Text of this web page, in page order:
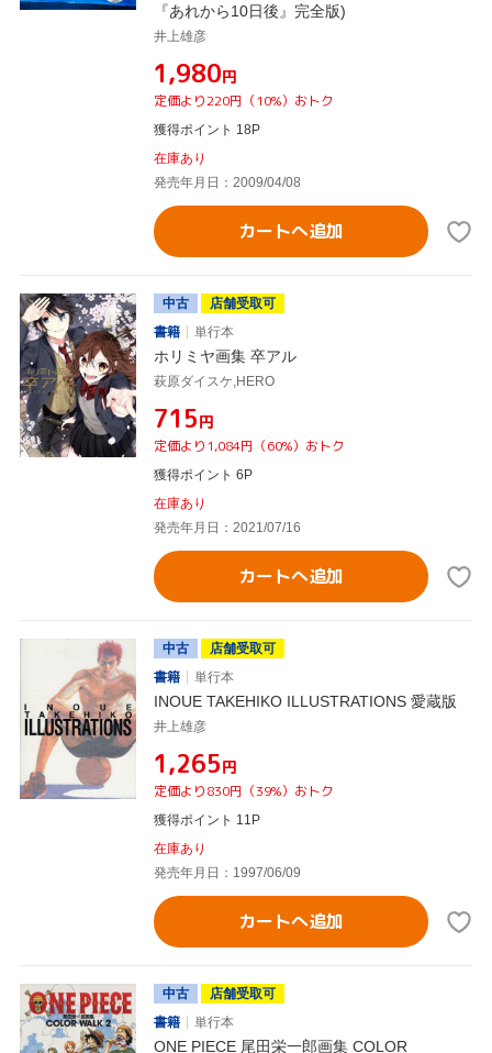
『あれから10日後』完全版)
井上雄彦
¥1,980円
定価より220円（10%）おトク
獲得ポイント 18P
在庫あり
発売年月日：2009/04/08
カートへ追加
中古
店舗受取可
書籍
単行本
ホリミヤ画集 卒アル
萩原ダイスケ,HERO
¥715円
定価より1,084円（60%）おトク
獲得ポイント 6P
在庫あり
発売年月日：2021/07/16
カートへ追加
中古
店舗受取可
書籍
単行本
INOUE TAKEHIKO ILLUSTRATIONS 愛蔵版
井上雄彦
¥1,265円
定価より830円（39%）おトク
獲得ポイント 11P
在庫あり
発売年月日：1997/06/09
カートへ追加
中古
店舗受取可
書籍
単行本
ONE PIECE 尾田栄一郎画集 COLOR